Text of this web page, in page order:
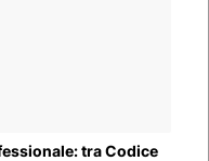
tra Codice